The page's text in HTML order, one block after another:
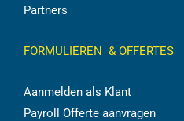
Partners
FORMULIEREN & OFFERTES
Aanmelden als Klant
Payroll Offerte aanvragen